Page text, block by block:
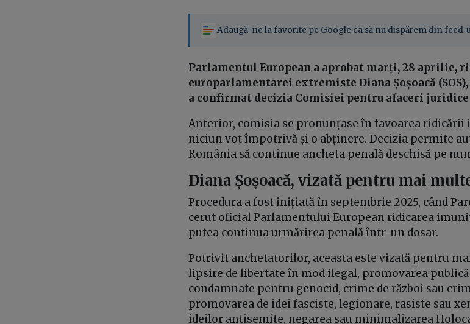
Adaugă-ne la favorite pe Google ca să nu dispărem din feed-
Parlamentul European a aprobat marți, 28 aprilie,
europarlamentarei extremiste Diana Șoșoacă
a confirmat decizia Comisiei pentru afaceri juridice
Anterior, comisia se pronunțase în favoarea
niciun vot împotrivă și o abținere. Decizia permite
România să continue ancheta penală deschisă pe
Diana Șoșoacă, vizată pentru mai
Procedura a fost inițiată în septembrie 2025, când
cerut oficial Parlamentului European ridicarea
putea continua urmărirea penală într-un dosar.
Potrivit anchetatorilor, aceasta este vizată pentru
lipsire de libertate în mod ilegal, promovarea
condamnate pentru genocid, crime de război sau
promovarea de idei fasciste, legionare, rasiste sau
ideilor antisemite, negarea sau minimalizarea